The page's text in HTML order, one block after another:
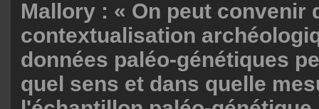
Mallory : « On peut convenir
contextualisation
données paléo-génétiques
quel sens et dans quelle